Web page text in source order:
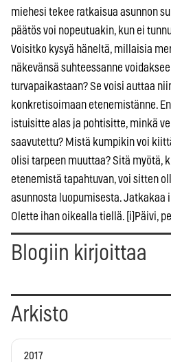
miehesi tekee ratkaisua asunnon
päätös voi nopeutuakin, kun ei
Voisitko kysyä häneltä, millaisia
näkevänsä suhteessanne
turvapaikastaan? Se voisi auttaa
konkretisoimaan etenemistänne.
istuisitte alas ja pohtisitte, minkä
saavutettu? Mistä kumpikin voi
olisi tarpeen muuttaa? Sitä myötä,
etenemistä tapahtuvan, voi sitten
asunnosta luopumisesta. Jatkakaa
Olette ihan oikealla tiellä. [i]Päivi,
Blogiin kirjoittaa
Arkisto
2017